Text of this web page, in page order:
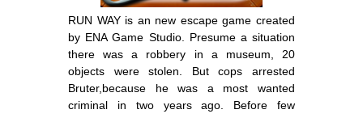
RUN WAY is an new escape game created
by ENA Game Studio. Presume a situation
there was a robbery in a museum, 20
objects were stolen. But cops arrested
Bruter,because he was a most wanted
criminal in two years ago. Before few